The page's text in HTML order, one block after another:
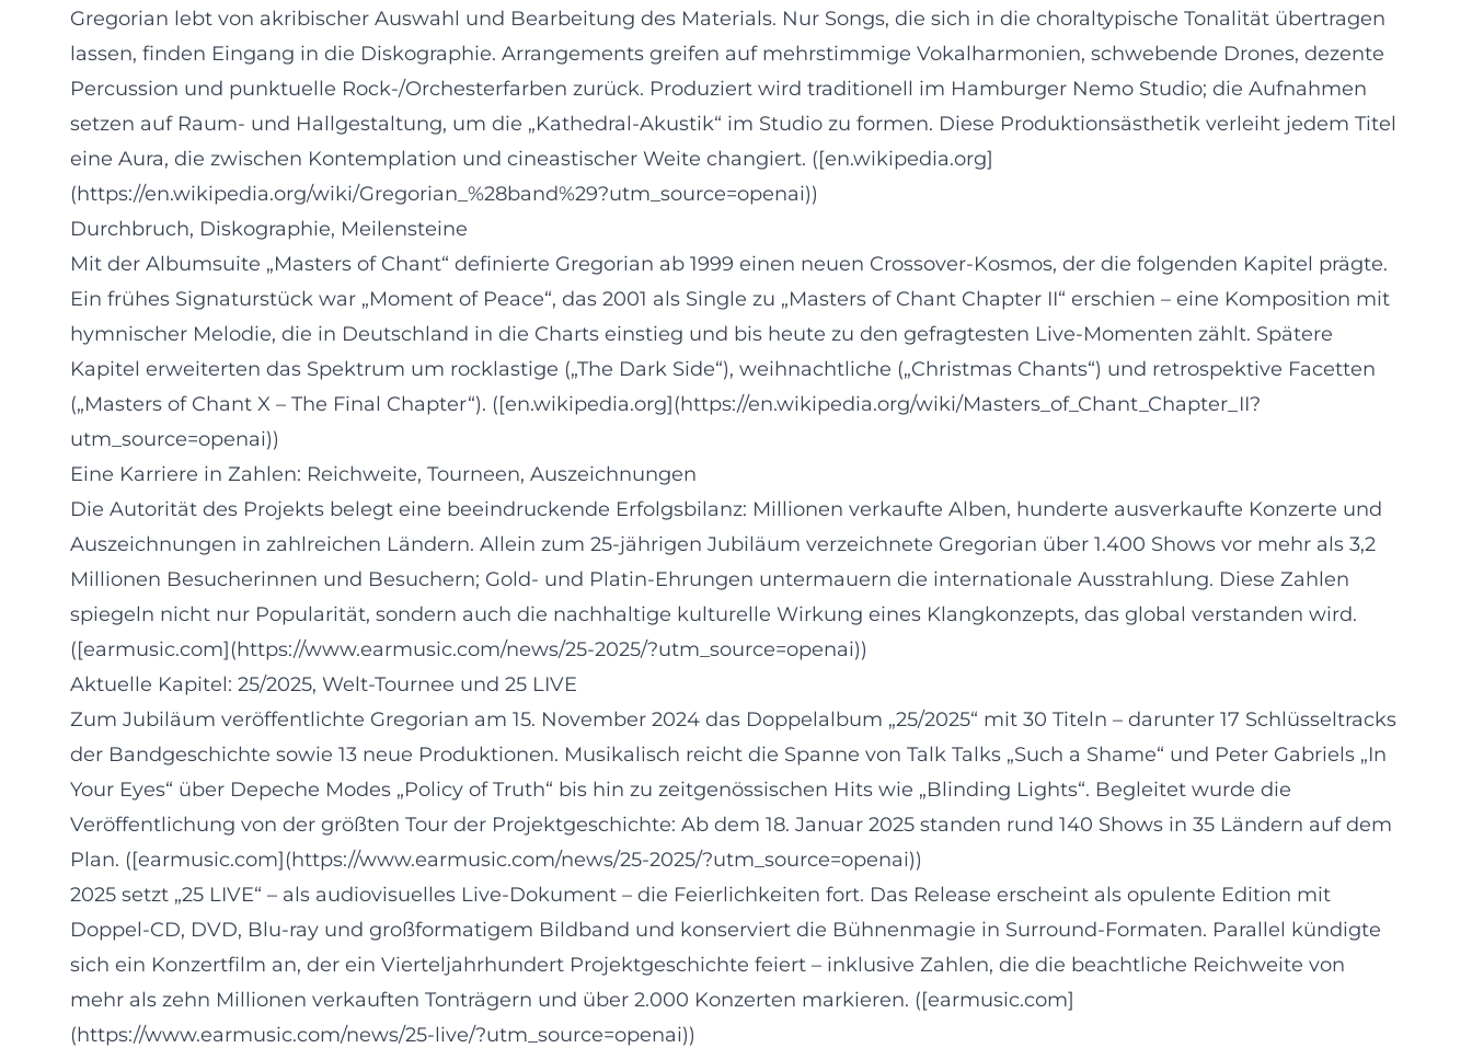
Gregorian lebt von akribischer Auswahl und Bearbeitung des Materials. Nur Songs, die sich in die choraltypische Tonalität übertragen
lassen, finden Eingang in die Diskographie. Arrangements greifen auf mehrstimmige Vokalharmonien, schwebende Drones, dezente
Percussion und punktuelle Rock‑/Orchesterfarben zurück. Produziert wird traditionell im Hamburger Nemo Studio; die Aufnahmen
setzen auf Raum‑ und Hallgestaltung, um die „Kathedral‑Akustik“ im Studio zu formen. Diese Produktionsästhetik verleiht jedem Titel
eine Aura, die zwischen Kontemplation und cineastischer Weite changiert. ([en.wikipedia.org]
(https://en.wikipedia.org/wiki/Gregorian_%28band%29?utm_source=openai))
Durchbruch, Diskographie, Meilensteine
Mit der Albumsuite „Masters of Chant“ definierte Gregorian ab 1999 einen neuen Crossover‑Kosmos, der die folgenden Kapitel prägte.
Ein frühes Signaturstück war „Moment of Peace“, das 2001 als Single zu „Masters of Chant Chapter II“ erschien – eine Komposition mit
hymnischer Melodie, die in Deutschland in die Charts einstieg und bis heute zu den gefragtesten Live‑Momenten zählt. Spätere
Kapitel erweiterten das Spektrum um rocklastige („The Dark Side“), weihnachtliche („Christmas Chants“) und retrospektive Facetten
(„Masters of Chant X – The Final Chapter“). ([en.wikipedia.org](https://en.wikipedia.org/wiki/Masters_of_Chant_Chapter_II?
utm_source=openai))
Eine Karriere in Zahlen: Reichweite, Tourneen, Auszeichnungen
Die Autorität des Projekts belegt eine beeindruckende Erfolgsbilanz: Millionen verkaufte Alben, hunderte ausverkaufte Konzerte und
Auszeichnungen in zahlreichen Ländern. Allein zum 25‑jährigen Jubiläum verzeichnete Gregorian über 1.400 Shows vor mehr als 3,2
Millionen Besucherinnen und Besuchern; Gold‑ und Platin‑Ehrungen untermauern die internationale Ausstrahlung. Diese Zahlen
spiegeln nicht nur Popularität, sondern auch die nachhaltige kulturelle Wirkung eines Klangkonzepts, das global verstanden wird.
([earmusic.com](https://www.earmusic.com/news/25-2025/?utm_source=openai))
Aktuelle Kapitel: 25/2025, Welt‑Tournee und 25 LIVE
Zum Jubiläum veröffentlichte Gregorian am 15. November 2024 das Doppelalbum „25/2025“ mit 30 Titeln – darunter 17 Schlüsseltracks
der Bandgeschichte sowie 13 neue Produktionen. Musikalisch reicht die Spanne von Talk Talks „Such a Shame“ und Peter Gabriels „In
Your Eyes“ über Depeche Modes „Policy of Truth“ bis hin zu zeitgenössischen Hits wie „Blinding Lights“. Begleitet wurde die
Veröffentlichung von der größten Tour der Projektgeschichte: Ab dem 18. Januar 2025 standen rund 140 Shows in 35 Ländern auf dem
Plan. ([earmusic.com](https://www.earmusic.com/news/25-2025/?utm_source=openai))
2025 setzt „25 LIVE“ – als audiovisuelles Live‑Dokument – die Feierlichkeiten fort. Das Release erscheint als opulente Edition mit
Doppel‑CD, DVD, Blu‑ray und großformatigem Bildband und konserviert die Bühnenmagie in Surround‑Formaten. Parallel kündigte
sich ein Konzertfilm an, der ein Vierteljahrhundert Projektgeschichte feiert – inklusive Zahlen, die die beachtliche Reichweite von
mehr als zehn Millionen verkauften Tonträgern und über 2.000 Konzerten markieren. ([earmusic.com]
(https://www.earmusic.com/news/25-live/?utm_source=openai))